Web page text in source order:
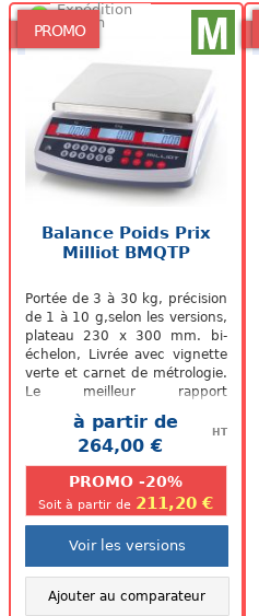
PROMO
Expédition
48/72h
Balance Poids Prix
Milliot BMQTP
Portée de 3 à 30 kg, précision
de 1 à 10 g,selon les versions,
plateau 230 x 300 mm. bi-
échelon, Livrée avec vignette
verte et carnet de métrologie.
Le meilleur rapport
qualité/robustesse/prix du...
à partir de
264,00 €
HT
PROMO -20%
Soit à partir de 211,20 €
Voir les versions
Ajouter au comparateur